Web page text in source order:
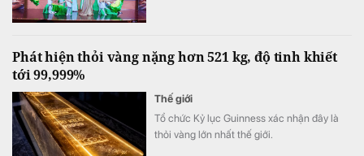
Phát hiện thỏi vàng nặng hơn 521 kg, độ tinh khiết
tới 99,999%
Thế giới
Tổ chức Kỷ lục Guinness xác nhận đây là
thỏi vàng lớn nhất thế giới.